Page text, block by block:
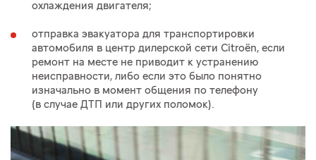
охлаждения двигателя;
отправка эвакуатора для транспортировки
автомобиля в центр дилерской сети Citroёn, если
ремонт на месте не приводит к устранению
неисправности, либо если это было понятно
изначально в момент общения по телефону
(в случае ДТП или других поломок).